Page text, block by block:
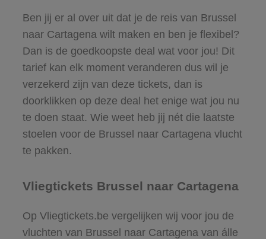
Ben jij er al over uit dat je de reis van Brussel
naar Cartagena wilt maken en ben je flexibel?
Dan is de goedkoopste deal wat voor jou! Dit
tarief kan elk moment veranderen dus wil je
verzekerd zijn van deze tickets, dan is
doorklikken op deze deal het enige wat jou nu
te doen staat. Wie weet heb jij nét die laatste
stoelen voor de Brussel naar Cartagena vlucht
te pakken.
Vliegtickets Brussel naar Cartagena
Op Vliegtickets.be vergelijken wij voor jou de
vluchten van Brussel naar Cartagena van álle